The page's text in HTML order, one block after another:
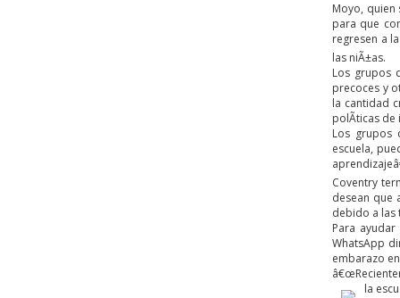
Moyo, quien
para que
regresen a
las niÃ±as.
Los grupos
precoces y
la cantidad
polÃ­ticas de
Los grupos
escuela,
Coventry
desean que
debido a las
Para
WhatsApp
embarazo
la